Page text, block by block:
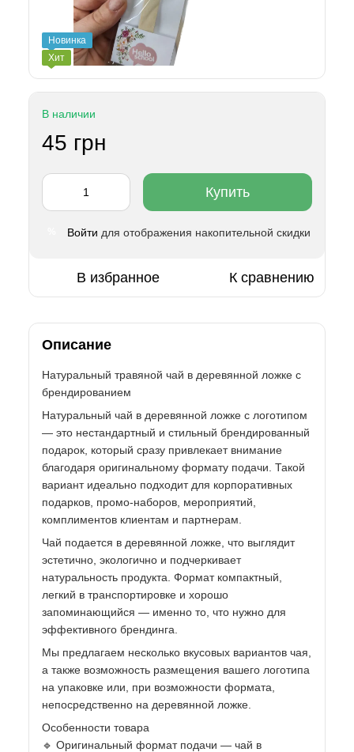
Новинка
Хит
В наличии
45 грн
Купить
Войти для отображения накопительной скидки
В избранное К сравнению
Описание
Натуральный травяной чай в деревянной ложке с
брендированием
Натуральный чай в деревянной ложке с логотипом
— это нестандартный и стильный брендированный
подарок, который сразу привлекает внимание
благодаря оригинальному формату подачи. Такой
вариант идеально подходит для корпоративных
подарков, промо-наборов, мероприятий,
комплиментов клиентам и партнерам.
Чай подается в деревянной ложке, что выглядит
эстетично, экологично и подчеркивает
натуральность продукта. Формат компактный,
легкий в транспортировке и хорошо
запоминающийся — именно то, что нужно для
эффективного брендинга.
Мы предлагаем несколько вкусовых вариантов чая,
а также возможность размещения вашего логотипа
на упаковке или, при возможности формата,
непосредственно на деревянной ложке.
Особенности товара
🔹 Оригинальный формат подачи — чай в